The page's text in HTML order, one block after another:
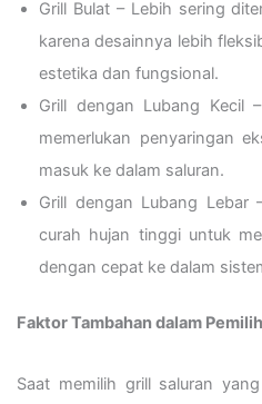
Grill Bulat – Lebih sering
karena desainnya lebih
estetika dan fungsional.
Grill dengan Lubang Kecil
memerlukan penyaringan
masuk ke dalam saluran.
Grill dengan Lubang Lebar
curah hujan tinggi untuk
dengan cepat ke dalam
Faktor Tambahan dalam
Saat memilih grill saluran